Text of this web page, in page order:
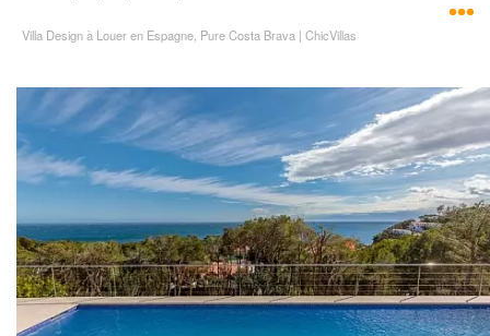
Villa Design à Louer en Espagne, Pure Costa Brava | ChicVillas